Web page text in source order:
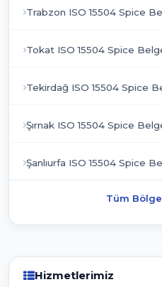
Trabzon ISO 15504 Spice
Tokat ISO 15504 Spice
Tekirdağ ISO 15504 Spice
Şırnak ISO 15504 Spice
Şanlıurfa ISO 15504 Spice
Tüm
Hizmetlerimiz